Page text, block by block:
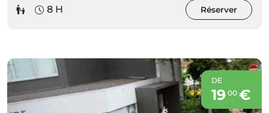
8 H Réserver
DE
19 00€